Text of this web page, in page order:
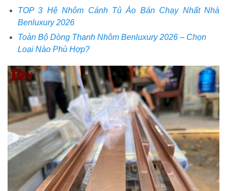
TOP 3 Hệ Nhôm Cánh Tủ Áo Bán Chạy Nhất Nhà
Benluxury 2026
Toàn Bộ Dòng Thanh Nhôm Benluxury 2026 – Chọn
Loại Nào Phù Hợp?